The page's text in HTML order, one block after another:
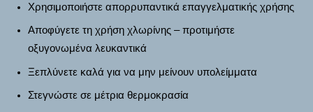
Χρησιμοποιήστε απορρυπαντικά επαγγελματικής χρήσης
Αποφύγετε τη χρήση χλωρίνης – προτιμήστε
οξυγονωμένα λευκαντικά
Ξεπλύνετε καλά για να μην μείνουν υπολείμματα
Στεγνώστε σε μέτρια θερμοκρασία